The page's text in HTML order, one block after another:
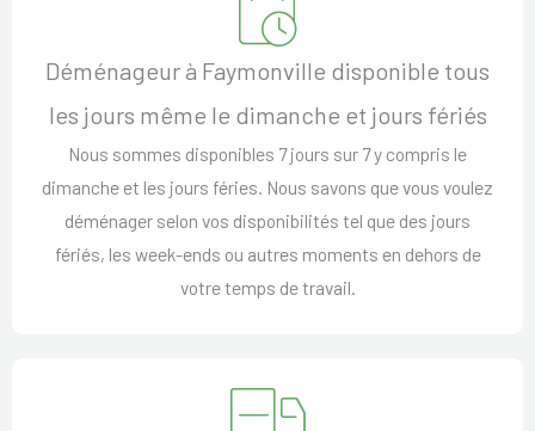
Déménageur à Faymonville disponible tous
les jours même le dimanche et jours fériés
Nous sommes disponibles 7 jours sur 7 y compris le
dimanche et les jours féries. Nous savons que vous voulez
déménager selon vos disponibilités tel que des jours
fériés, les week-ends ou autres moments en dehors de
votre temps de travail.